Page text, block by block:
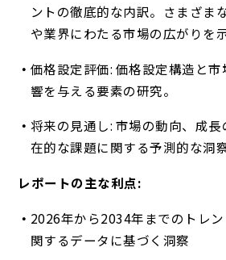
ントの徹底的な内訳。さまざま
や業界にわたる市場の広がりを示
価格設定評価: 価格設定構造と
響を与える要素の研究。
将来の見通し: 市場の動向、成
在的な課題に関する予測的な洞察
レポートの主な利点:
2026年から2034年までのトレ
関するデータに基づく洞察